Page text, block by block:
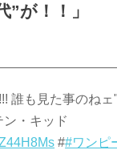
”が！！」
誰も見た事のね
・キッド
##ワンピ